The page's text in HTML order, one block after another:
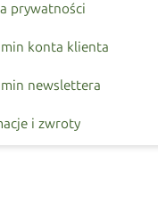
prywatności
konta klienta
newslettera
i zwroty